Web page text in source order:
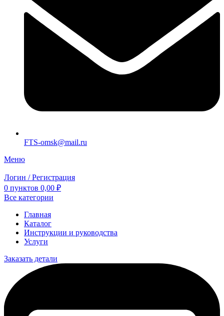
FTS-omsk@mail.ru
Меню
Логин / Регистрация
0 пунктов 0,00 ₽
Все категории
Главная
Каталог
Инструкции и руководства
Услуги
Заказать детали